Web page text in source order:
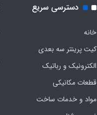
دسترسی سریع
خانه
کیت پرینتر سه بعدی
الکترونیک و رباتیک
قطعات مکانیکی
مواد و خدمات ساخت